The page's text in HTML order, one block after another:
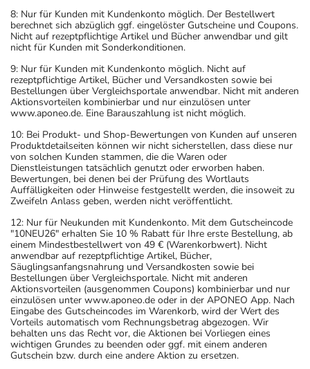
8: Nur für Kunden mit Kundenkonto möglich. Der Bestellwert
berechnet sich abzüglich ggf. eingelöster Gutscheine und Coupons.
Nicht auf rezeptpflichtige Artikel und Bücher anwendbar und gilt
nicht für Kunden mit Sonderkonditionen.
9: Nur für Kunden mit Kundenkonto möglich. Nicht auf
rezeptpflichtige Artikel, Bücher und Versandkosten sowie bei
Bestellungen über Vergleichsportale anwendbar. Nicht mit anderen
Aktionsvorteilen kombinierbar und nur einzulösen unter
www.aponeo.de. Eine Barauszahlung ist nicht möglich.
10: Bei Produkt- und Shop-Bewertungen von Kunden auf unseren
Produktdetailseiten können wir nicht sicherstellen, dass diese nur
von solchen Kunden stammen, die die Waren oder
Dienstleistungen tatsächlich genutzt oder erworben haben.
Bewertungen, bei denen bei der Prüfung des Wortlauts
Auffälligkeiten oder Hinweise festgestellt werden, die insoweit zu
Zweifeln Anlass geben, werden nicht veröffentlicht.
12: Nur für Neukunden mit Kundenkonto. Mit dem Gutscheincode
"10NEU26" erhalten Sie 10 % Rabatt für Ihre erste Bestellung, ab
einem Mindestbestellwert von 49 € (Warenkorbwert). Nicht
anwendbar auf rezeptpflichtige Artikel, Bücher,
Säuglingsanfangsnahrung und Versandkosten sowie bei
Bestellungen über Vergleichsportale. Nicht mit anderen
Aktionsvorteilen (ausgenommen Coupons) kombinierbar und nur
einzulösen unter www.aponeo.de oder in der APONEO App. Nach
Eingabe des Gutscheincodes im Warenkorb, wird der Wert des
Vorteils automatisch vom Rechnungsbetrag abgezogen. Wir
behalten uns das Recht vor, die Aktionen bei Vorliegen eines
wichtigen Grundes zu beenden oder ggf. mit einem anderen
Gutschein bzw. durch eine andere Aktion zu ersetzen.